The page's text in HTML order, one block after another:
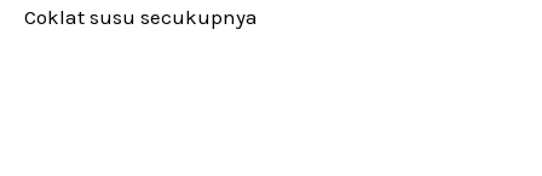
Coklat susu secukupnya